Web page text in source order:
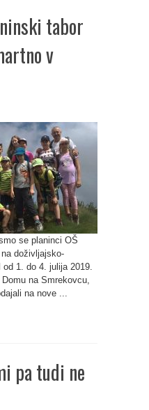
tabor
v
se planinci OŠ
doživljajsko-
1. do 4. julija 2019.
na Smrekovcu,
na nove ...
pa tudi ne